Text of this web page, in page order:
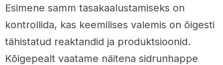
Esimene samm tasakaalustamiseks on
kontrollida, kas keemilises valemis on õigesti
tähistatud reaktandid ja produktsioonid.
Kõigepealt vaatame näitena sidrunhappe